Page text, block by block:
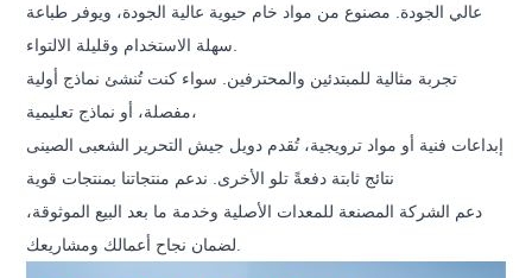
عالي الجودة. مصنوع من مواد خام حيوية عالية الجودة، ويوفر طباعة
سهلة الاستخدام وقليلة الالتواء.
تجربة مثالية للمبتدئين والمحترفين. سواء كنت تُنشئ نماذج أولية
مفصلة، ​​أو نماذج تعليمية،
إبداعات فنية أو مواد ترويجية، تُقدم دويل جيش التحرير الشعبى الصينى
دعم الشركة المصنعة للمعدات الأصلية وخدمة ما بعد البيع الموثوقة،
لضمان نجاح أعمالك ومشاريعك.